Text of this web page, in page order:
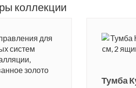
коллекции
Тумба